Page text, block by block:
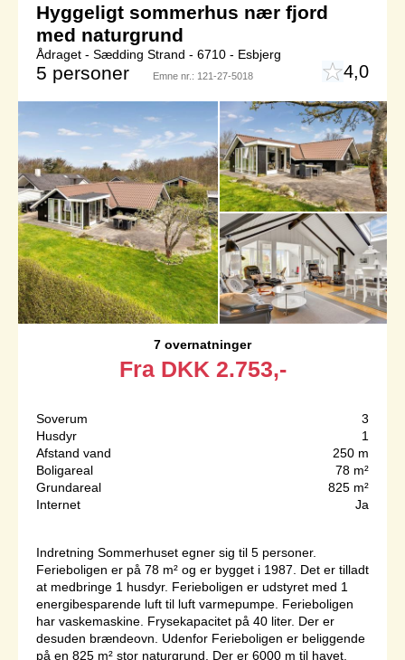
Hyggeligt sommerhus nær fjord
med naturgrund
Ådraget - Sædding Strand - 6710 - Esbjerg
5 personer Emne nr.: 121-27-5018 4,0
7 overnatninger
Fra DKK 2.753,-
Soverum
3
Husdyr
1
Afstand vand
250 m
Boligareal
78 m²
Grundareal
825 m²
Internet
Ja
Indretning Sommerhuset egner sig til 5 personer.
Ferieboligen er på 78 m² og er bygget i 1987. Det er tilladt
at medbringe 1 husdyr. Ferieboligen er udstyret med 1
energibesparende luft til luft varmepumpe. Ferieboligen
har vaskemaskine. Frysekapacitet på 40 liter. Der er
desuden brændeovn. Udenfor Ferieboligen er beliggende
på en 825 m² stor naturgrund. Der er 6000 m til havet.